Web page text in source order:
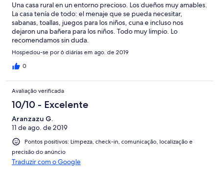
Una casa rural en un entorno precioso. Los dueños muy amables.
La casa tenía de todo: el menaje que se pueda necesitar,
sabanas, toallas, juegos para los niños, cuna e incluso nos
dejaron una bañera para los niños. Todo muy limpio. Lo
recomendamos sin duda.
Hospedou-se por 6 diárias em ago. de 2019
0
Avaliação verificada
10/10 - Excelente
Aranzazu G.
11 de ago. de 2019
Pontos positivos: Limpeza, check-in, comunicação, localização e
precisão do anúncio
Traduzir com o Google